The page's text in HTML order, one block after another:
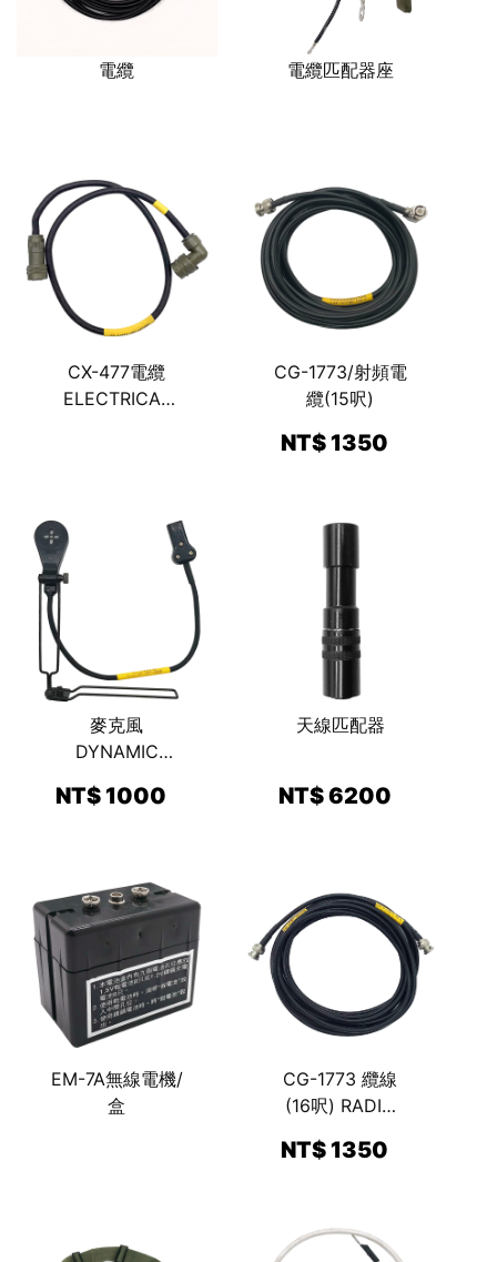
電纜 電纜匹配器座
CX-477電纜
ELECTRICAL
CG-1773/射頻電
纜(15呎)
NT$ 1350
麥克風
DYNAMIC
NT$ 1000
天線匹配器
NT$ 6200
EM-7A無線電機/
盒
CG-1773 纜線
(16呎) RADIO
CABLE
NT$ 1350